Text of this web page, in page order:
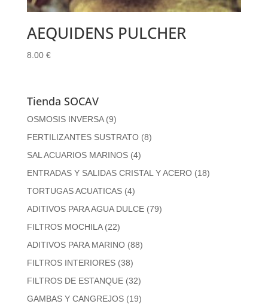
AEQUIDENS PULCHER
8.00 €
Tienda SOCAV
OSMOSIS INVERSA (9)
FERTILIZANTES SUSTRATO (8)
SAL ACUARIOS MARINOS (4)
ENTRADAS Y SALIDAS CRISTAL Y ACERO (18)
TORTUGAS ACUATICAS (4)
ADITIVOS PARA AGUA DULCE (79)
FILTROS MOCHILA (22)
ADITIVOS PARA MARINO (88)
FILTROS INTERIORES (38)
FILTROS DE ESTANQUE (32)
GAMBAS Y CANGREJOS (19)